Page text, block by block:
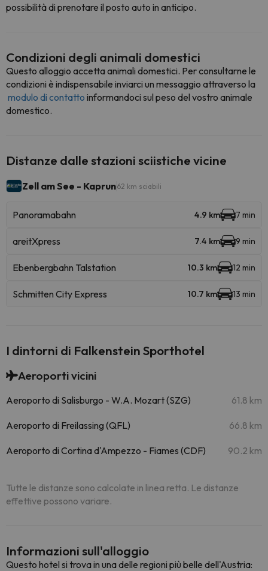
possibilità di prenotare il posto auto in anticipo.
Condizioni degli animali domestici
Questo alloggio accetta animali domestici. Per consultarne le
condizioni è indispensabile inviarci un messaggio attraverso la
modulo di contatto informandoci sul peso del vostro animale
domestico.
Distanze dalle stazioni sciistiche vicine
Zell am See - Kaprun62 km sciabili
Panoramabahn 4.9 km 7 min
areitXpress 7.4 km 9 min
Ebenbergbahn Talstation 10.3 km 12 min
Schmitten City Express 10.7 km 13 min
I dintorni di Falkenstein Sporthotel
Aeroporti vicini
Aeroporto di Salisburgo - W.A. Mozart (SZG) 61.8 km
Aeroporto di Freilassing (QFL) 66.8 km
Aeroporto di Cortina d'Ampezzo - Fiames (CDF) 90.2 km
Tutte le distanze sono calcolate in linea retta. Le distanze
effettive possono variare.
Informazioni sull'alloggio
Questo hotel si trova in una delle regioni più belle dell'Austria: